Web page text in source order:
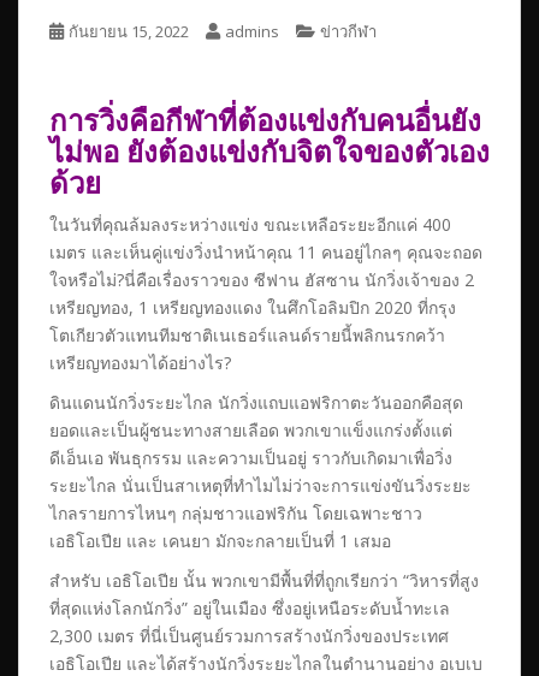
กันยายน 15, 2022 admins ข่าวกีฬา
การวิ่งคือกีฬาที่ต้องแข่งกับคนอื่นยัง
ไม่พอ ยังต้องแข่งกับจิตใจของตัวเอง
ด้วย
ในวันที่คุณล้มลงระหว่างแข่ง ขณะเหลือระยะอีกแค่ 400
เมตร และเห็นคู่แข่งวิ่งนำหน้าคุณ 11 คนอยู่ไกลๆ คุณจะถอด
ใจหรือไม่?นี่คือเรื่องราวของ ซีฟาน ฮัสซาน นักวิ่งเจ้าของ 2
เหรียญทอง, 1 เหรียญทองแดง ในศึกโอลิมปิก 2020 ที่กรุง
โตเกียวตัวแทนทีมชาติเนเธอร์แลนด์รายนี้พลิกนรกคว้า
เหรียญทองมาได้อย่างไร?
ดินแดนนักวิ่งระยะไกล นักวิ่งแถบแอฟริกาตะวันออกคือสุด
ยอดและเป็นผู้ชนะทางสายเลือด พวกเขาแข็งแกร่งตั้งแต่
ดีเอ็นเอ พันธุกรรม และความเป็นอยู่ ราวกับเกิดมาเพื่อวิ่ง
ระยะไกล นั่นเป็นสาเหตุที่ทำไมไม่ว่าจะการแข่งขันวิ่งระยะ
ไกลรายการไหนๆ กลุ่มชาวแอฟริกัน โดยเฉพาะชาว
เอธิโอเปีย และ เคนยา มักจะกลายเป็นที่ 1 เสมอ
สำหรับ เอธิโอเปีย นั้น พวกเขามีพื้นที่ที่ถูกเรียกว่า “วิหารที่สูง
ที่สุดแห่งโลกนักวิ่ง” อยู่ในเมือง ซึ่งอยู่เหนือระดับน้ำทะเล
2,300 เมตร ที่นี่เป็นศูนย์รวมการสร้างนักวิ่งของประเทศ
เอธิโอเปีย และได้สร้างนักวิ่งระยะไกลในตำนานอย่าง อเบเบ